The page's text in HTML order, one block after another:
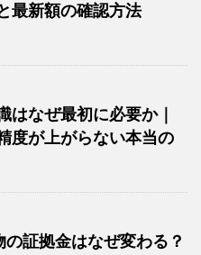
最新額の確認方法
はなぜ最初に必要か｜
度が上がらない本当の
の証拠金はなぜ変わる？